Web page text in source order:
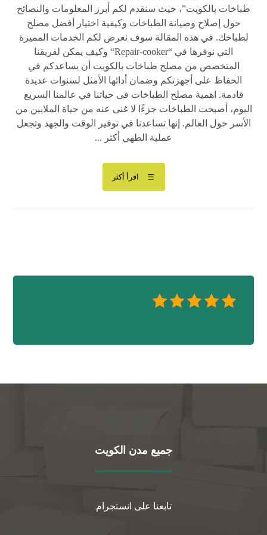
طباخات بالكويت”، حيث سنقدم لكم أبرز المعلومات والنصائح
حول إصلاح وصيانة الطباخات وكيفية اختيار أفضل مصلح
لطباخك. في هذه المقالة سوف نعرض لكم الخدمات المميزة
التي نوفرها في “Repair-cooker“ وكيف يمكن لفريقنا
المتخصص من مصلح طباخات بالكويت أن يساعدكم في
الحفاظ على أجهزتكم وضمان أدائها الأمثل لسنوات عديدة
قادمة. اهمية مصلح الطباخات فى حياتنا في عالمنا السريع
اليوم، أصبحت الطباخات جزءًا لا غنى عنه من حياة الملايين من
الأسر حول العالم. إنها تساعدنا في توفير الوقت والجهد وتجعل
عملية الطهي أكثر ...
اقرأ أكثر
جميع مدن الكويت
تابعنا على انستجرام